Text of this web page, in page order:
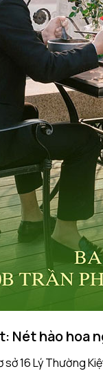
Nét hào hoa
16 Lý Thường